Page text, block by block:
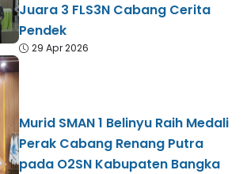
Juara 3 FLS3N Cabang Cerita
Pendek
29 Apr 2026
Murid SMAN 1 Belinyu Raih Medali
Perak Cabang Renang Putra
pada O2SN Kabupaten Bangka